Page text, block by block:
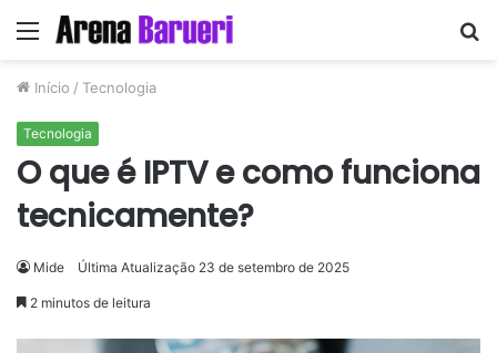
Menu
Início / Tecnologia
Tecnologia
O que é IPTV e como funciona
tecnicamente?
Mide Última Atualização 23 de setembro de 2025
2 minutos de leitura